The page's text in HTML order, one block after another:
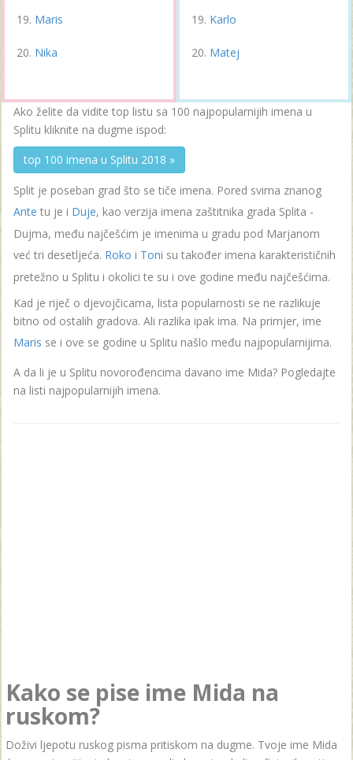
Maris
Nika
Karlo
Matej
Ako želite da vidite top listu sa 100 najpopularnijih imena u
Splitu kliknite na dugme ispod:
top 100 imena u Splitu 2018 »
Split je poseban grad što se tiče imena. Pored svima znanog
Ante tu je i Duje, kao verzija imena zaštitnika grada Splita -
Dujma, među najčešćim je imenima u gradu pod Marjanom
već tri desetljeća. Roko i Toni su također imena karakterističnih
pretežno u Splitu i okolici te su i ove godine među najčešćima.
Kad je riječ o djevojčicama, lista popularnosti se ne razlikuje
bitno od ostalih gradova. Ali razlika ipak ima. Na primjer, ime
Maris se i ove se godine u Splitu našlo među najpopularnijima.
A da li je u Splitu novorođencima davano ime Mida? Pogledajte
na listi najpopularnijih imena.
Kako se pise ime Mida na
ruskom?
Doživi ljepotu ruskog pisma pritiskom na dugme. Tvoje ime Mida